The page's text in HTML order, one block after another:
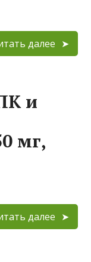
далее
и
мг,
далее